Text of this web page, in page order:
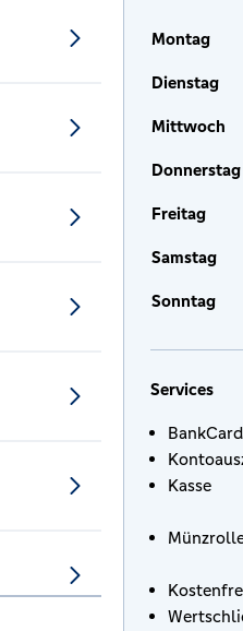
Montag
Dienstag
Mittwoch
Donnerstag
Freitag
Samstag
Sonntag
Services
Kasse